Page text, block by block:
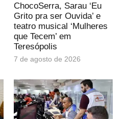
ChocoSerra, Sarau ‘Eu
Grito pra ser Ouvida’ e
teatro musical ‘Mulheres
que Tecem’ em
Teresópolis
7 de agosto de 2026